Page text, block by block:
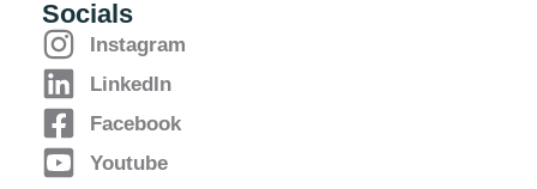
Socials
Instagram
LinkedIn
Facebook
Youtube